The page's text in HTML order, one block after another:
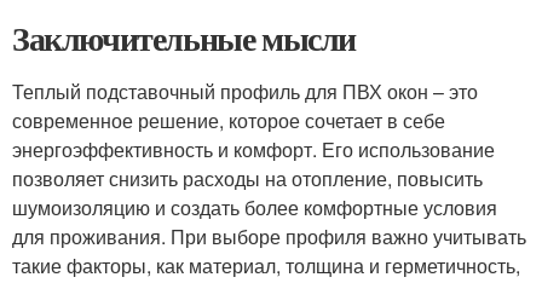
Заключительные мысли
Теплый подставочный профиль для ПВХ окон – это
современное решение, которое сочетает в себе
энергоэффективность и комфорт. Его использование
позволяет снизить расходы на отопление, повысить
шумоизоляцию и создать более комфортные условия
для проживания. При выборе профиля важно учитывать
такие факторы, как материал, толщина и герметичность,